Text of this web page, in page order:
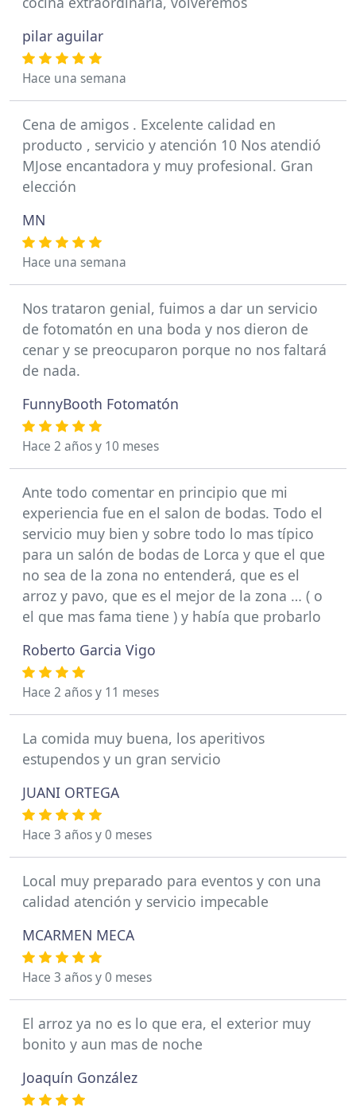
pilar aguilar
Hace una semana
Cena de amigos . Excelente calidad en
producto , servicio y atención 10 Nos atendió
MJose encantadora y muy profesional. Gran
elección
MN
Hace una semana
Nos trataron genial, fuimos a dar un servicio
de fotomatón en una boda y nos dieron de
cenar y se preocuparon porque no nos faltará
de nada.
FunnyBooth Fotomatón
Hace 2 años y 10 meses
Ante todo comentar en principio que mi
experiencia fue en el salon de bodas. Todo el
servicio muy bien y sobre todo lo mas típico
para un salón de bodas de Lorca y que el que
no sea de la zona no entenderá, que es el
arroz y pavo, que es el mejor de la zona … ( o
el que mas fama tiene ) y había que probarlo
Roberto Garcia Vigo
Hace 2 años y 11 meses
La comida muy buena, los aperitivos
estupendos y un gran servicio
JUANI ORTEGA
Hace 3 años y 0 meses
Local muy preparado para eventos y con una
calidad atención y servicio impecable
MCARMEN MECA
Hace 3 años y 0 meses
El arroz ya no es lo que era, el exterior muy
bonito y aun mas de noche
Joaquín González